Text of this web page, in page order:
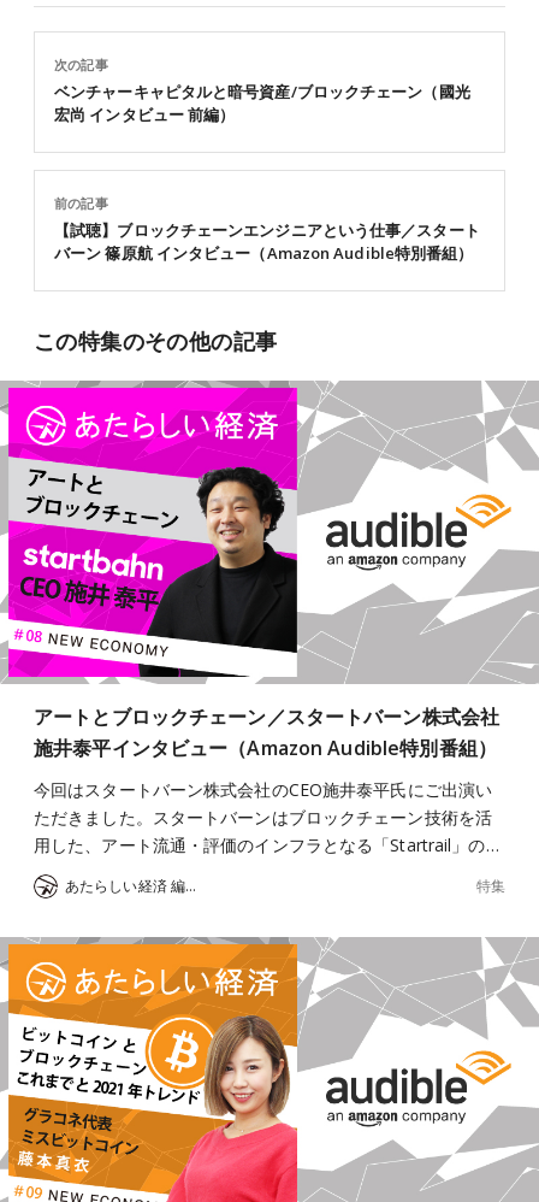
前の記事
【試聴】ブロックチェーンエンジニアという仕事／スタート
バーン 篠原航 インタビュー（Amazon Audible特別番組）
次の記事
ベンチャーキャピタルと暗号資産/ブロックチェーン（國光
宏尚 インタビュー 前編）
この特集のその他の記事
アートとブロックチェーン／スタートバーン株式会社
施井泰平インタビュー（Amazon Audible特別番組）
今回はスタートバーン株式会社のCEO施井泰平氏にご出演い
ただきました。スタートバーンはブロックチェーン技術を活
用した、アート流通・評価のインフラとなる「Startrail」の…
あたらしい経済 編集部 特集